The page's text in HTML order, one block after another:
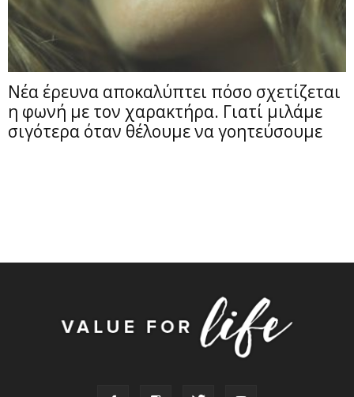
Νέα έρευνα αποκαλύπτει πόσο σχετίζεται
η φωνή με τον χαρακτήρα. Γιατί μιλάμε
σιγότερα όταν θέλουμε να γοητεύσουμε